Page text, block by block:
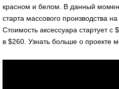
красном и белом. В данный
старта массового производства
Стоимость аксессуара стартует с
в $260. Узнать больше о проекте